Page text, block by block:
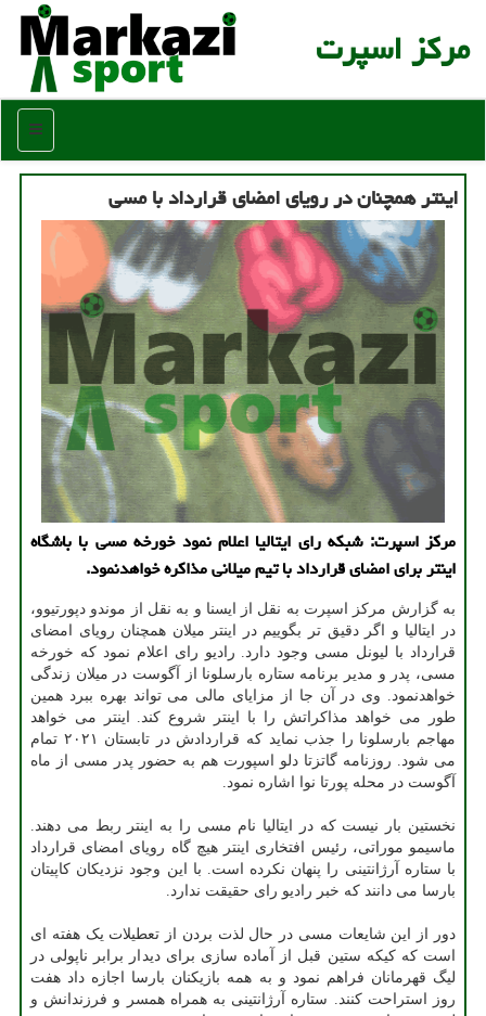
مركز اسپرت
منو
اینتر همچنان در رویای امضای قرارداد با مسی
مركز اسپرت: شبكه رای ایتالیا اعلام نمود خورخه مسی با باشگاه
اینتر برای امضای قرارداد با تیم میلانی مذاكره خواهدنمود.
به گزارش مرکز اسپرت به نقل از ایسنا و به نقل از موندو دپورتیوو،
در ایتالیا و اگر دقیق تر بگوییم در اینتر میلان همچنان رویای امضای
قرارداد با لیونل مسی وجود دارد. رادیو رای اعلام نمود که خورخه
مسی، پدر و مدیر برنامه ستاره بارسلونا از آگوست در میلان زندگی
خواهدنمود. وی در آن جا از مزایای مالی می تواند بهره ببرد همین
طور می خواهد مذاکراتش را با اینتر شروع کند. اینتر می خواهد
مهاجم بارسلونا را جذب نماید که قراردادش در تابستان ۲۰۲۱ تمام
می شود. روزنامه گاتزتا دلو اسپورت هم به حضور پدر مسی از ماه
آگوست در محله پورتا نوا اشاره نمود.
نخستین بار نیست که در ایتالیا نام مسی را به اینتر ربط می دهند.
ماسیمو موراتی، رئیس افتخاری اینتر هیچ گاه رویای امضای قرارداد
با ستاره آرژانتینی را پنهان نکرده است. با این وجود نزدیکان کاپیتان
بارسا می دانند که خبر رادیو رای حقیقت ندارد.
دور از این شایعات مسی در حال لذت بردن از تعطیلات یک هفته ای
است که کیکه ستین قبل از آماده سازی برای دیدار برابر ناپولی در
لیگ قهرمانان فراهم نمود و به همه بازیکنان بارسا اجازه داد هفت
روز استراحت کنند. ستاره آرژانتینی به همراه همسر و فرزندانش و